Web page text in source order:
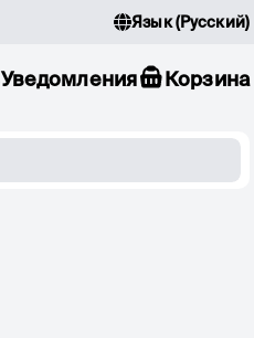
Язык(Русский)
Уведомления Корзина